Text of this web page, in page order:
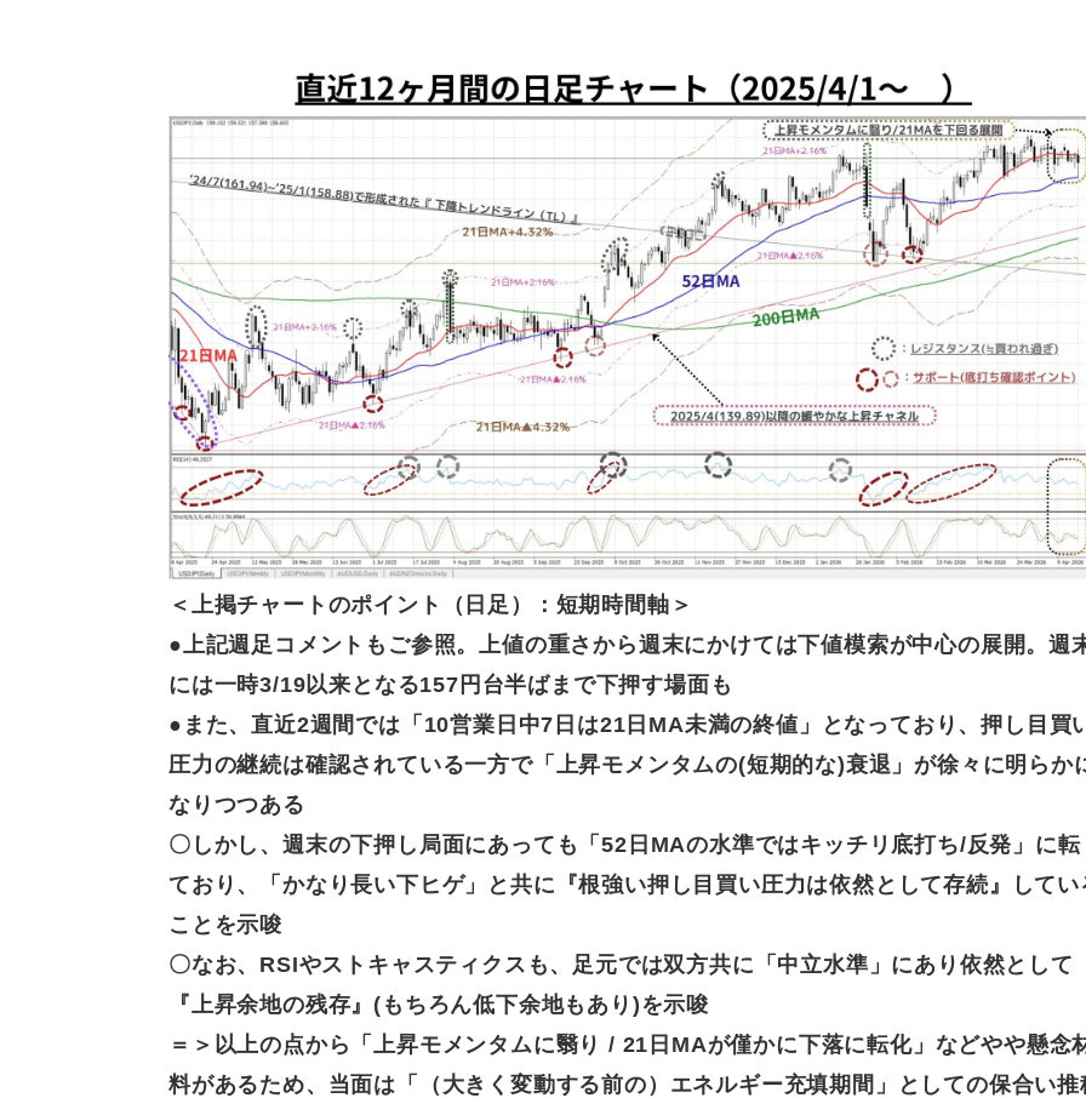
＜上掲チャートのポイント（日足）：短期時間軸＞
●上記週足コメントもご参照。上値の重さから週末にかけては下値模索が中心の展開。週
には一時3/19以来となる157円台半ばまで下押す場面も
●また、直近2週間では「10営業日中7日は21日MA未満の終値」となっており、押し目買
圧力の継続は確認されている一方で「上昇モメンタムの(短期的な)衰退」が徐々に明らか
なりつつある
〇しかし、 週末の下押し局面にあっても「52日MAの水準ではキッチリ底打ち/反発」に転
ており、「かなり長い下ヒゲ」と共に『根強い押し目買い圧力は依然として存続』してい
ことを示唆
〇なお、 RSIやストキャスティクスも、足元では双方共に「中立水準」にあり依然として
『上昇余地の残存』(もちろん低下余地もあり)を示唆
＝＞ 以上の点から「上昇モメンタムに翳り / 21日MAが僅かに下落に転化」などやや懸念
料があるため、当面は「（大きく変動する前の）エネルギー充填期間」としての保合い推